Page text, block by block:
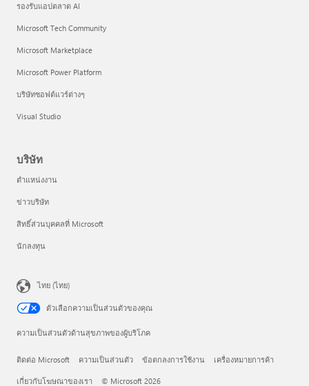
รองรับแอปตลาด AI
Microsoft Tech Community
Microsoft Marketplace
Microsoft Power Platform
บริษัทซอฟต์แวร์ต่างๆ
Visual Studio
บริษัท
ตำแหน่งงาน
ข่าวบริษัท
สิทธิ์ส่วนบุคคลที่ Microsoft
นักลงทุน
ไทย (ไทย)
ตัวเลือกความเป็นส่วนตัวของคุณ
ความเป็นส่วนตัวด้านสุขภาพของผู้บริโภค
ติดต่อ Microsoft ความเป็นส่วนตัว ข้อตกลงการใช้งาน เครื่องหมายการค้า
เกี่ยวกับโฆษณาของเรา © Microsoft 2026